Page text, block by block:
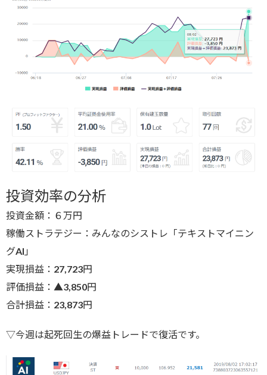
投資効率の分析
投資金額：６万円
稼働ストラテジー：みんなのシストレ「テキストマイニン
グAI」
実現損益：27,723円
評価損益：▲3,850円
合計損益：23,873円
▽今週は起死回生の爆益トレードで復活です。